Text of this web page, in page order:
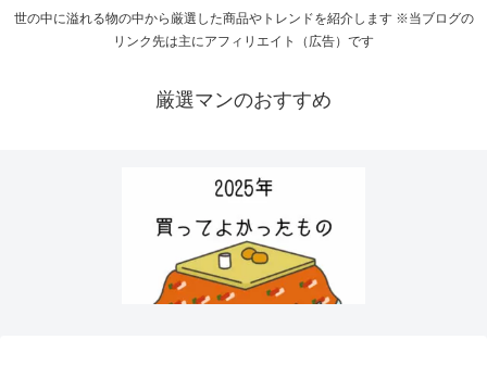
世の中に溢れる物の中から厳選した商品やトレンドを紹介します ※当ブログの
リンク先は主にアフィリエイト（広告）です
厳選マンのおすすめ